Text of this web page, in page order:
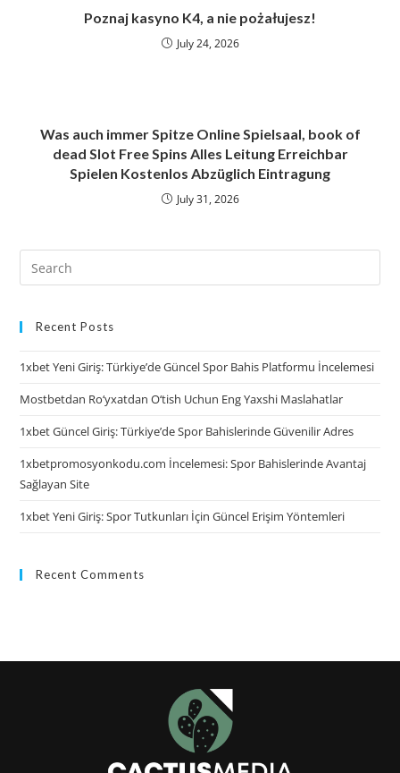
Poznaj kasyno K4, a nie pożałujesz!
July 24, 2026
Was auch immer Spitze Online Spielsaal, book of
dead Slot Free Spins Alles Leitung Erreichbar
Spielen Kostenlos Abzüglich Eintragung
July 31, 2026
Recent Posts
1xbet Yeni Giriş: Türkiye’de Güncel Spor Bahis Platformu İncelemesi
Mostbetdan Ro‘yxatdan O‘tish Uchun Eng Yaxshi Maslahatlar
1xbet Güncel Giriş: Türkiye’de Spor Bahislerinde Güvenilir Adres
1xbetpromosyonkodu.com İncelemesi: Spor Bahislerinde Avantaj
Sağlayan Site
1xbet Yeni Giriş: Spor Tutkunları İçin Güncel Erişim Yöntemleri
Recent Comments